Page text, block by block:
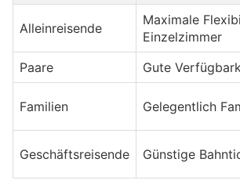
Alleinreisende
Maximale
Einzelzimmer
Paare
Gute
Familien Gelegentlich
Geschäftsreisende Günstige